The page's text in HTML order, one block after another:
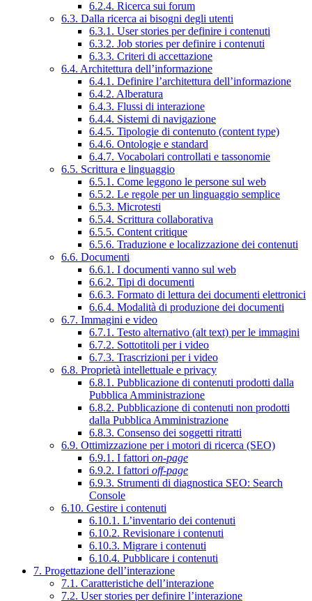
6.2.4. Ricerca sui forum
6.3. Dalla ricerca ai bisogni degli utenti
6.3.1. User stories per definire i contenuti
6.3.2. Job stories per definire i contenuti
6.3.3. Criteri di accettazione
6.4. Architettura dell’informazione
6.4.1. Definire l’architettura dell’informazione
6.4.2. Alberatura
6.4.3. Flussi di interazione
6.4.4. Sistemi di navigazione
6.4.5. Tipologie di contenuto (content type)
6.4.6. Ontologie e standard
6.4.7. Vocabolari controllati e tassonomie
6.5. Scrittura e linguaggio
6.5.1. Come leggono le persone sul web
6.5.2. Le regole per un linguaggio semplice
6.5.3. Microtesti
6.5.4. Scrittura collaborativa
6.5.5. Content critique
6.5.6. Traduzione e localizzazione dei contenuti
6.6. Documenti
6.6.1. I documenti vanno sul web
6.6.2. Tipi di documenti
6.6.3. Formato di lettura dei documenti elettronici
6.6.4. Modalità di produzione dei documenti
6.7. Immagini e video
6.7.1. Testo alternativo (alt text) per le immagini
6.7.2. Sottotitoli per i video
6.7.3. Trascrizioni per i video
6.8. Proprietà intellettuale e privacy
6.8.1. Pubblicazione di contenuti prodotti dalla
Pubblica Amministrazione
6.8.2. Pubblicazione di contenuti non prodotti
dalla Pubblica Amministrazione
6.8.3. Consenso dei soggetti ritratti
6.9. Ottimizzazione per i motori di ricerca (SEO)
6.9.1. I fattori on-page
6.9.2. I fattori off-page
6.9.3. Strumenti di diagnostica SEO: Search
Console
6.10. Gestire i contenuti
6.10.1. L’inventario dei contenuti
6.10.2. Revisionare i contenuti
6.10.3. Migrare i contenuti
6.10.4. Pubblicare i contenuti
7. Progettazione dell’interazione
7.1. Caratteristiche dell’interazione
7.2. User stories per definire l’interazione